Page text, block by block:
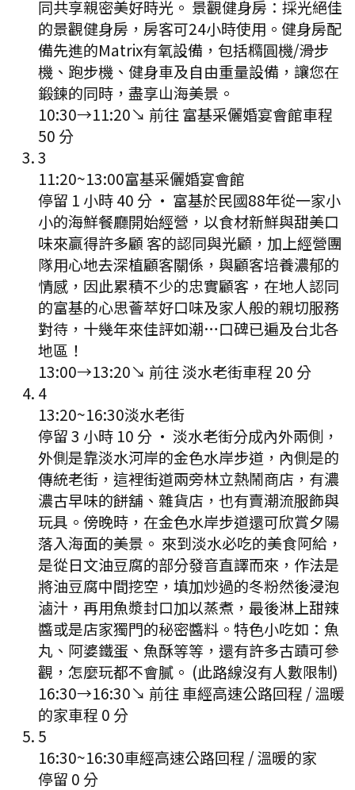
同共享親密美好時光。 景觀健身房：採光絕佳
的景觀健身房，房客可24小時使用。健身房配
備先進的Matrix有氧設備，包括橢圓機/滑步
機、跑步機、健身車及自由重量設備，讓您在
鍛鍊的同時，盡享山海美景。
10:30→11:20↘ 前往 富基采儷婚宴會館車程
50 分
3
11:20~13:00富基采儷婚宴會館
停留 1 小時 40 分 · 富基於民國88年從一家小
小的海鮮餐廳開始經營，以食材新鮮與甜美口
味來贏得許多顧 客的認同與光顧，加上經營團
隊用心地去深植顧客關係，與顧客培養濃郁的
情感，因此累積不少的忠實顧客，在地人認同
的富基的心思薈萃好口味及家人般的親切服務
對待，十幾年來佳評如潮…口碑已遍及台北各
地區！
13:00→13:20↘ 前往淡水老街車程 20 分
4
13:20~16:30淡水老街
停留 3 小時 10 分 · 淡水老街分成內外兩側，
外側是靠淡水河岸的金色水岸步道，內側是的
傳統老街，這裡街道兩旁林立熱鬧商店，有濃
濃古早味的餅舖、雜貨店，也有賣潮流服飾與
玩具。傍晚時，在金色水岸步道還可欣賞夕陽
落入海面的美景。 來到淡水必吃的美食阿給，
是從日文油豆腐的部分發音直譯而來，作法是
將油豆腐中間挖空，填加炒過的冬粉然後浸泡
滷汁，再用魚漿封口加以蒸煮，最後淋上甜辣
醬或是店家獨門的秘密醬料。特色小吃如：魚
丸、阿婆鐵蛋、魚酥等等，還有許多古蹟可參
觀，怎麼玩都不會膩。 (此路線沒有人數限制)
16:30→16:30↘ 前往 車經高速公路回程 / 溫暖
的家車程 0 分
5
16:30~16:30車經高速公路回程 / 溫暖的家
停留 0 分